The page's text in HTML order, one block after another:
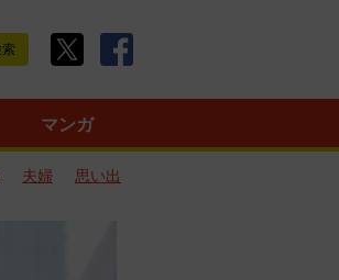
マンガ
夫婦
思い出